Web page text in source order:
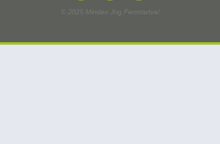
© 2025 Minden Jog Fenntartva!